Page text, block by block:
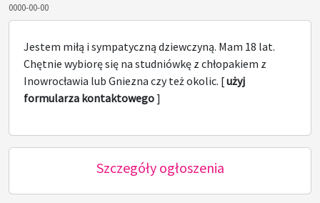
0000-00-00
Jestem miłą i sympatyczną dziewczyną. Mam 18 lat.
Chętnie wybiorę się na studniówkę z chłopakiem z
Inowrocławia lub Gniezna czy też okolic. [użyj
formularza kontaktowego]
Szczegóły ogłoszenia